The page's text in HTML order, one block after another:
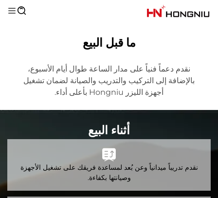
ما قبل البيع
نقدم دعماً فنياً على مدار الساعة طوال أيام الأسبوع،
بالإضافة إلى التركيب والتدريب والصيانة لضمان تشغيل
أجهزة الليزر Hongniu بأعلى أداء.
أثناء البيع
نقدم تدريباً ميدانياً وعن بُعد لمساعدة فريقك على تشغيل الأجهزة
وصيانتها بكفاءة.